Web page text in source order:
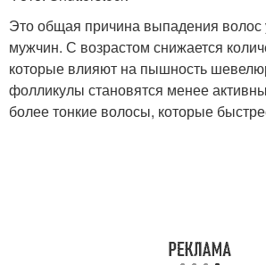
Это общая причина выпадения
мужчин. С возрастом снижается
которые влияют на пышность
фолликулы становятся менее
более тонкие волосы, которые